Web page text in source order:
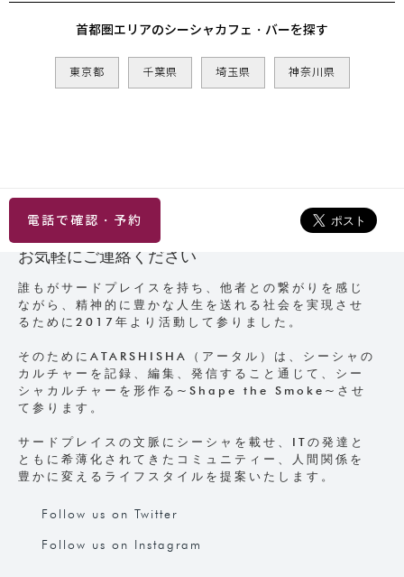
首都圏エリアのシーシャカフェ・バーを探す
東京都 千葉県 埼玉県 神奈川県
電話で確認・予約
お気軽にご連絡ください
誰もがサードプレイスを持ち、他者との繋がりを感じ
ながら、精神的に豊かな人生を送れる社会を実現させ
るために2017年より活動して参りました。
そのためにATARSHISHA（アータル）は、シーシャの
カルチャーを記録、編集、発信すること通じて、シー
シャカルチャーを形作る~Shape the Smoke~させ
て参ります。
サードプレイスの文脈にシーシャを載せ、ITの発達と
ともに希薄化されてきたコミュニティー、人間関係を
豊かに変えるライフスタイルを提案いたします。
Follow us on Twitter
Follow us on Instagram